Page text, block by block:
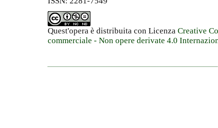
Quest'opera è distribuita con Licenza Creative
commerciale - Non opere derivate 4.0